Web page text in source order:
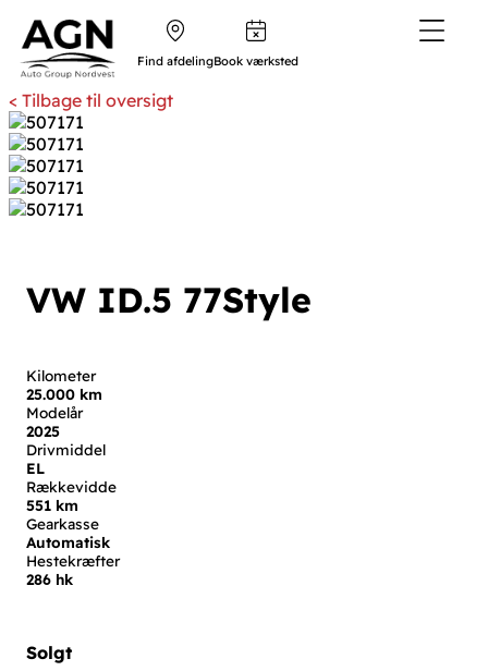
Find afdelingBook værksted
< Tilbage til oversigt
VW ID.5 77Style
Kilometer
25.000 km
Modelår
2025
Drivmiddel
EL
Rækkevidde
551 km
Gearkasse
Automatisk
Hestekræfter
286 hk
Solgt